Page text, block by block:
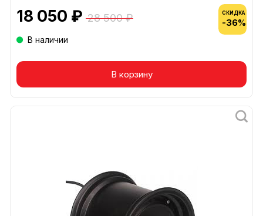
18 050 ₽ 28 500 ₽ СКИДКА
-36%
В наличии
В корзину